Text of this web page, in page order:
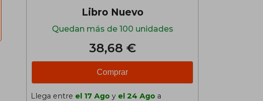
Libro Nuevo
Quedan más de 100 unidades
38,68 €
Comprar
Llega entre el 17 Ago y el 24 Ago a